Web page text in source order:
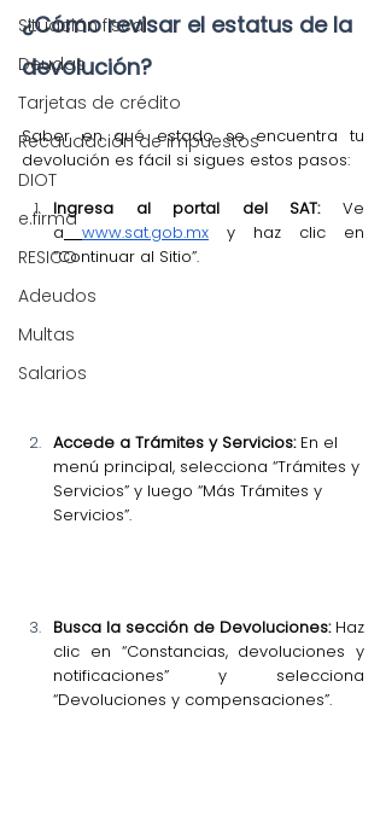
Situación fiscal
Deudas
Tarjetas de crédito
Recaudación de impuestos
DIOT
e.firma
RESICO
Adeudos
Multas
Salarios
¿Cómo revisar el estatus de la
devolución?
Saber en qué estado se encuentra tu
devolución es fácil si sigues estos pasos:
Ingresa al portal del SAT: Ve
a
www.sat.gob.mx y haz clic en
“Continuar al Sitio”.
Accede a Trámites y Servicios: En el
menú principal, selecciona “Trámites y
Servicios” y luego “Más Trámites y
Servicios”.
Busca la sección de Devoluciones: Haz
clic en “Constancias, devoluciones y
notificaciones” y selecciona
“Devoluciones y compensaciones”.